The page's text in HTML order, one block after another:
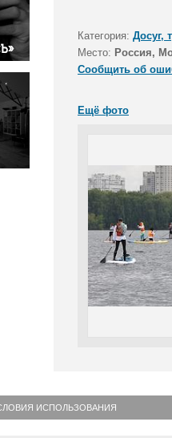
Категория: Досуг,
Место: Россия,
Сообщить об
Ещё фото
ИСПОЛЬЗОВАНИЯ